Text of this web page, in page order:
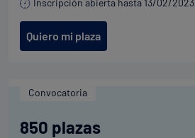
Inscripción abierta hasta 13/02/2023
Quiero mi plaza
Convocatoria
850 plazas